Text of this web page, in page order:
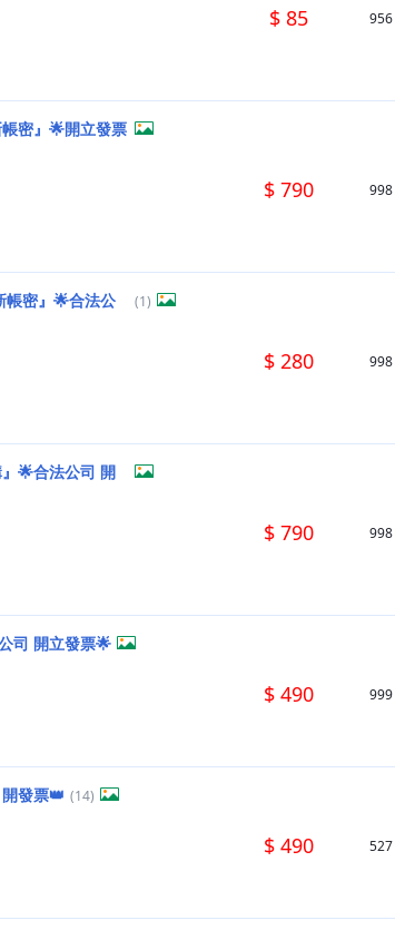
$ 85 956
密』🌟開立發票
$ 790 998
帳密』🌟合法公
(1)
$ 280 998
🌟合法公司 開
$ 790 998
司 開立發票🌟
$ 490 999
發票👑 (14)
$ 490 527